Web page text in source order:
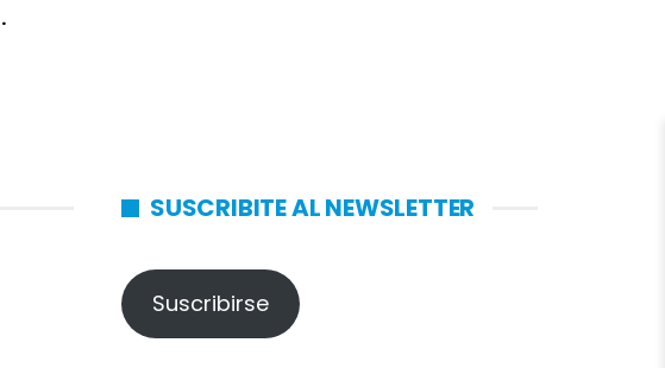
SUSCRIBITE AL NEWSLETTER
Suscribirse